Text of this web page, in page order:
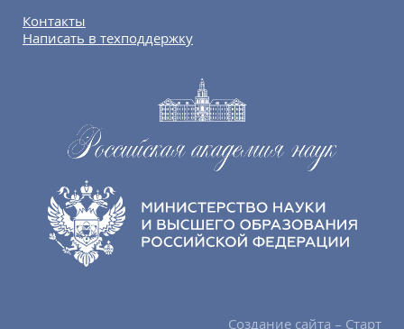
Контакты
Написать в техподдержку
Создание сайта – Старт